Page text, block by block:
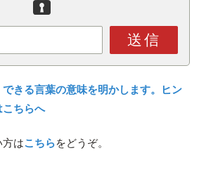
送信
できる言葉の意味を明かします。ヒン
こちらへ
方はこちらをどうぞ。